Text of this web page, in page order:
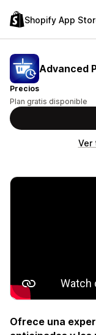
Shopify App
Advanced
Precios
Plan gratis disponible
Ver
Ofrece una